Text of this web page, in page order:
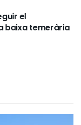
el
baixa temerària